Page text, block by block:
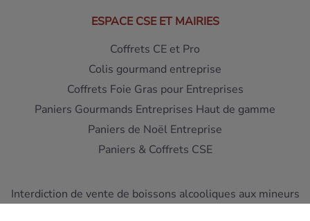
ESPACE CSE ET MAIRIES
Coffrets CE et Pro
Colis gourmand entreprise
Coffrets Foie Gras pour Entreprises
Paniers Gourmands Entreprises Haut de gamme
Paniers de Noël Entreprise
Paniers & Coffrets CSE
Interdiction de vente de boissons alcooliques aux mineurs